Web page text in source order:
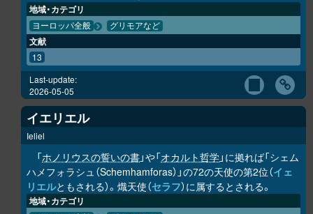
地域・カテゴリ
ヨーロッパ全般 グリモアなど
文献
13
Last-update:
2026-05-05
イエリエル
Ieliel
「ホノリウスの誓いの書」や「オカルト哲学」に拠れば「シェム
ハメフォラシュ（Schemhamforas）」の72の天使の第2位（イェ
リエルともされる）。熾天使（セラフ）に属するとされる。
地域・カテゴリ